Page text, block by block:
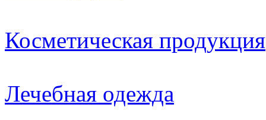
Косметическая продукция
Лечебная одежда